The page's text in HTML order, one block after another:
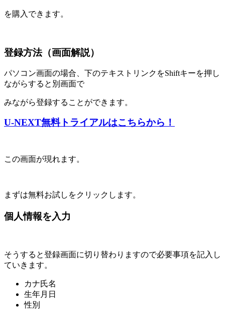
を購入できます。
登録方法（画面解説）
パソコン画面の場合、下のテキストリンクをShiftキーを押し
ながらすると別画面で
みながら登録することができます。
U-NEXT無料トライアルはこちらから！
この画面が現れます。
まずは無料お試しをクリックします。
個人情報を入力
そうすると登録画面に切り替わりますので必要事項を記入し
ていきます。
カナ氏名
生年月日
性別